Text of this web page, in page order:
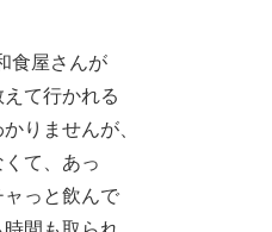
食屋さんが
て行かれる
りませんが、
て、あっ
っと飲んで